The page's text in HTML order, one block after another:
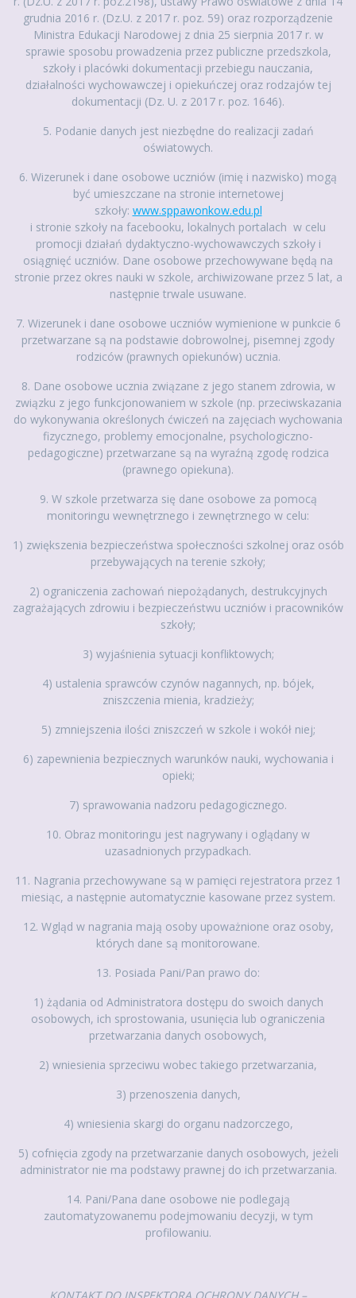
grudnia 2016 r. (Dz.U. z 2017 r. poz. 59) oraz rozporządzenie
Ministra Edukacji Narodowej z dnia 25 sierpnia 2017 r. w
sprawie sposobu prowadzenia przez publiczne przedszkola,
szkoły i placówki dokumentacji przebiegu nauczania,
działalności wychowawczej i opiekuńczej oraz rodzajów tej
dokumentacji (Dz. U. z 2017 r. poz. 1646).
5. Podanie danych jest niezbędne do realizacji zadań
oświatowych.
6. Wizerunek i dane osobowe uczniów (imię i nazwisko) mogą
być umieszczane na stronie internetowej
szkoły: www.sppawonkow.edu.pl
i stronie szkoły na facebooku, lokalnych portalach w celu
promocji działań dydaktyczno-wychowawczych szkoły i
osiągnięć uczniów. Dane osobowe przechowywane będą na
stronie przez okres nauki w szkole, archiwizowane przez 5 lat, a
następnie trwale usuwane.
7. Wizerunek i dane osobowe uczniów wymienione w punkcie 6
przetwarzane są na podstawie dobrowolnej, pisemnej zgody
rodziców (prawnych opiekunów) ucznia.
8. Dane osobowe ucznia związane z jego stanem zdrowia, w
związku z jego funkcjonowaniem w szkole (np. przeciwskazania
do wykonywania określonych ćwiczeń na zajęciach wychowania
fizycznego, problemy emocjonalne, psychologiczno-
pedagogiczne) przetwarzane są na wyraźną zgodę rodzica
(prawnego opiekuna).
9. W szkole przetwarza się dane osobowe za pomocą
monitoringu wewnętrznego i zewnętrznego w celu:
1) zwiększenia bezpieczeństwa społeczności szkolnej oraz osób
przebywających na terenie szkoły;
2) ograniczenia zachowań niepożądanych, destrukcyjnych
zagrażających zdrowiu i bezpieczeństwu uczniów i pracowników
szkoły;
3) wyjaśnienia sytuacji konfliktowych;
4) ustalenia sprawców czynów nagannych, np. bójek,
zniszczenia mienia, kradzieży;
5) zmniejszenia ilości zniszczeń w szkole i wokół niej;
6) zapewnienia bezpiecznych warunków nauki, wychowania i
opieki;
7) sprawowania nadzoru pedagogicznego.
10. Obraz monitoringu jest nagrywany i oglądany w
uzasadnionych przypadkach.
11. Nagrania przechowywane są w pamięci rejestratora przez 1
miesiąc, a następnie automatycznie kasowane przez system.
12. Wgląd w nagrania mają osoby upoważnione oraz osoby,
których dane są monitorowane.
13. Posiada Pani/Pan prawo do:
1) żądania od Administratora dostępu do swoich danych
osobowych, ich sprostowania, usunięcia lub ograniczenia
przetwarzania danych osobowych,
2) wniesienia sprzeciwu wobec takiego przetwarzania,
3) przenoszenia danych,
4) wniesienia skargi do organu nadzorczego,
5) cofnięcia zgody na przetwarzanie danych osobowych, jeżeli
administrator nie ma podstawy prawnej do ich przetwarzania.
14. Pani/Pana dane osobowe nie podlegają
zautomatyzowanemu podejmowaniu decyzji, w tym
profilowaniu.
KONTAKT DO INSPEKTORA OCHRONY DANYCH –